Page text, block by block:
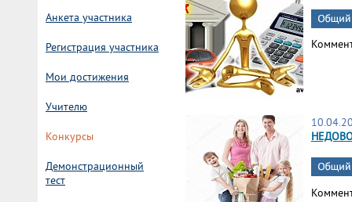
Анкета участника
Регистрация участника
Мои достижения
Учителю
Конкурсы
Демонстрационный
тест